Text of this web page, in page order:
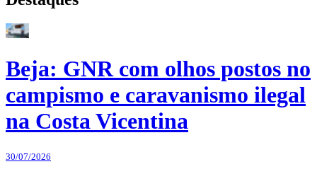
Beja: GNR com olhos postos no
campismo e caravanismo ilegal
na Costa Vicentina
30/07/2026